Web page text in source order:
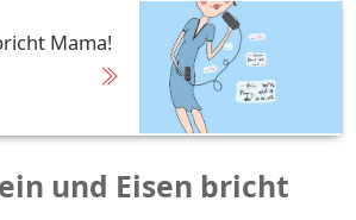
Mama!
und Eisen bricht